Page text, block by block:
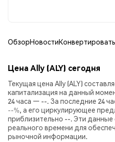
ОбзорНовостиКонвертировать
Цена Ally (ALY) сегодня
Текущая цена Ally (ALY)
капитализация на данный
24 часа — --. За последние 24
--%, а его циркулирующее
приблизительно --. Эти
реального времени для
рыночной информации.